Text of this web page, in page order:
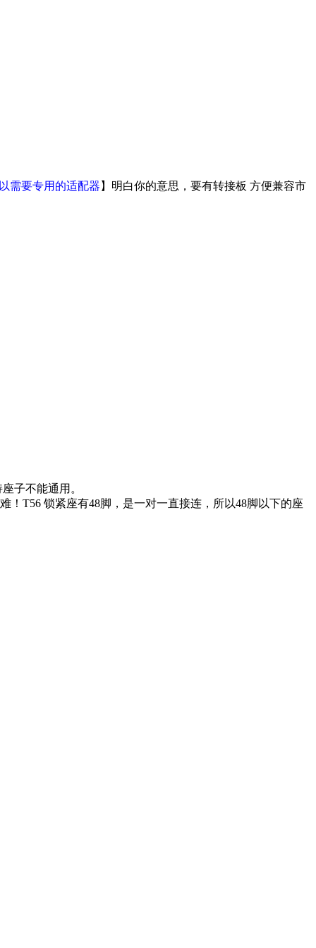
需要专用的适配器 】明白你的意思，要有转接板 方便兼容市
子不能通用。
T56 锁紧座有48脚，是一对一直接连，所以48脚以下的座